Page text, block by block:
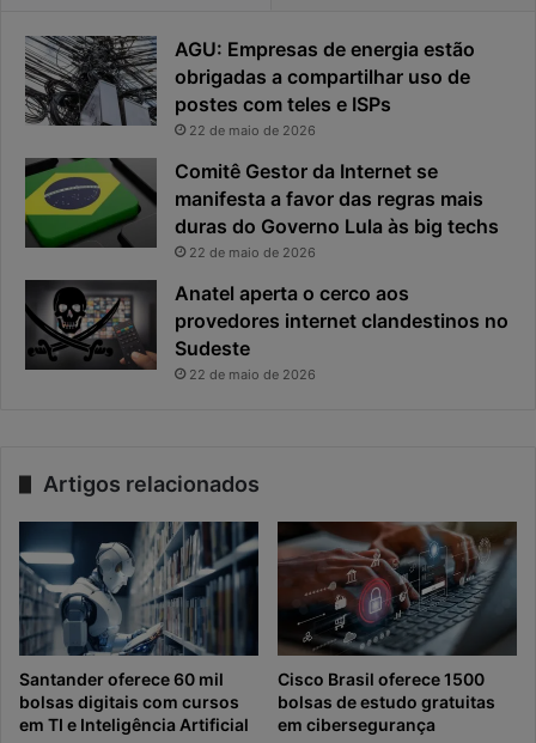
AGU: Empresas de energia estão
obrigadas a compartilhar uso de
postes com teles e ISPs
22 de maio de 2026
Comitê Gestor da Internet se
manifesta a favor das regras mais
duras do Governo Lula às big techs
22 de maio de 2026
Anatel aperta o cerco aos
provedores internet clandestinos no
Sudeste
22 de maio de 2026
Artigos relacionados
Santander oferece 60 mil
bolsas digitais com cursos
em TI e Inteligência Artificial
Cisco Brasil oferece 1500
bolsas de estudo gratuitas
em cibersegurança